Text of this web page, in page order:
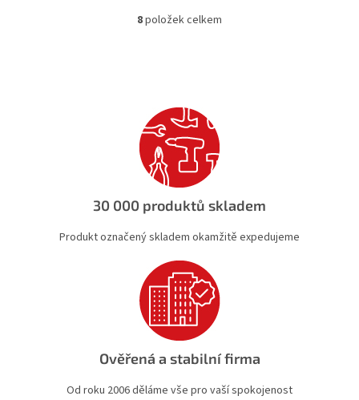
O
c
í
p
r
v
y
ý
i
s
u
8položek celkem
30 000 produktů skladem
Produkt označený skladem okamžitě expedujeme
Ověřená a stabilní firma
Od roku 2006 děláme vše pro vaší spokojenost